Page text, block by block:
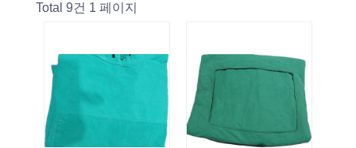
Total 9건 1 페이지